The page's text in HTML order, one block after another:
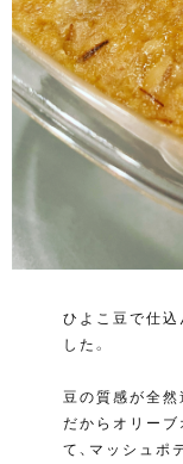
ひよこ豆で仕込
した。
豆の質感が全然
だからオリーブ
て、マッシュポ